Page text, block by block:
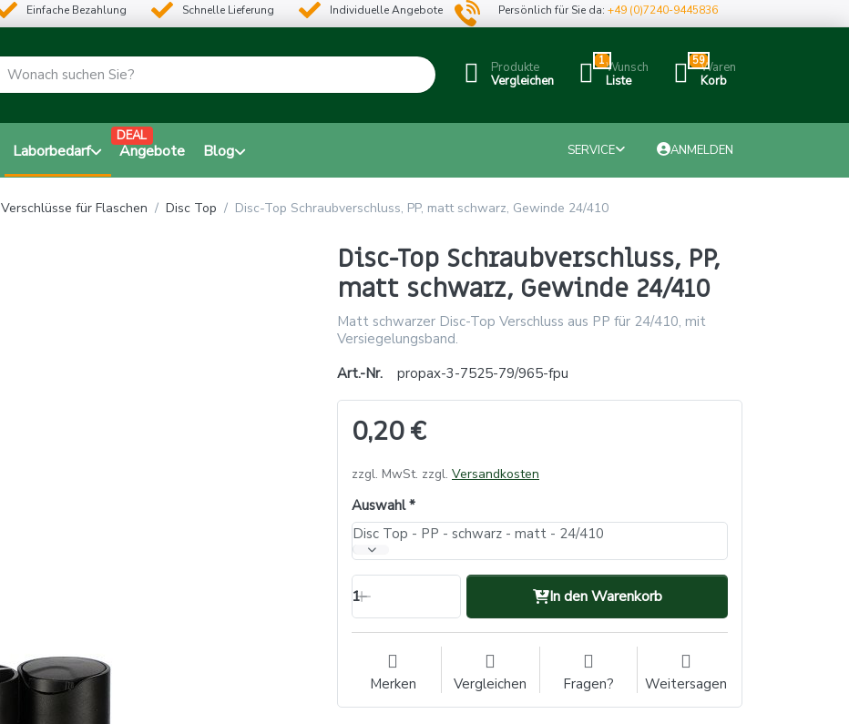
Einfache Bezahlung Schnelle Lieferung Individuelle Angebote Persönlich für Sie da:+49 (0)7240-9445836
Produkte
Vergleichen
1Wunsch
Liste
59Waren
Korb
Laborbedarf Angebote
DEAL
Blog SERVICE ANMELDEN
Verschlüsse für Flaschen Disc Top Disc-Top Schraubverschluss, PP, matt schwarz, Gewinde 24/410
Disc-Top Schraubverschluss, PP,
matt schwarz, Gewinde 24/410
Matt schwarzer Disc-Top Verschluss aus PP für 24/410, mit
Versiegelungsband.
Art.-Nr.
propax-3-7525-79/965-fpu
0,20 €
zzgl. MwSt. zzgl. Versandkosten
Auswahl
Disc Top - PP - schwarz - matt - 24/410
1 In den Warenkorb
Merken Vergleichen Fragen? Weitersagen